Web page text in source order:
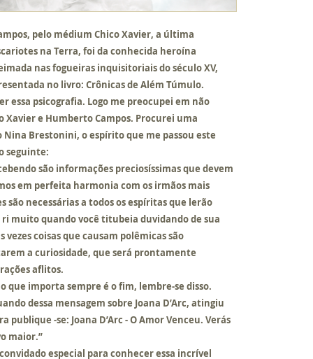
pelo médium Chico Xavier, a última
na Terra, foi da conhecida heroína
nas fogueiras inquisitoriais do século XV,
no livro: Crônicas de Além Túmulo.
essa psicografia. Logo me preocupei em não
Xavier e Humberto Campos. Procurei uma
Brestonini, o espírito que me passou este
seguinte:
são informações preciosíssimas que devem
em perfeita harmonia com os irmãos mais
são necessárias a todos os espíritas que lerão
ri muito quando você titubeia duvidando de sua
vezes coisas que causam polêmicas são
a curiosidade, que será prontamente
aflitos.
que importa sempre é o fim, lembre-se disso.
dessa mensagem sobre Joana D’Arc, atingiu
publique -se: Joana D’Arc - O Amor Venceu. Verás
maior.”
especial para conhecer essa incrível